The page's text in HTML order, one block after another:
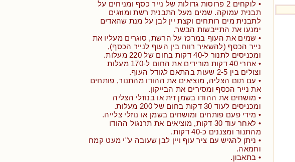
• לוקחים 2 פרוסות גדולות של נייר כסף ומניחים על
תבנית עמוקה. שמים מעל התבנית רשת ומוזגים
לתבנית מים רותחים וקצת יין לבן על מנת שהאדים
ימנעו את התייבשות הבשר.
• שמים את העוף במרכז על הרשת, סוגרים מעליו את
נייר הכסף (להשאיר רווח בין העוף לנייר הכסף),
ומכניסים לתנור ל-40 דקות בחום של 220 מעלות.
• אחרי 40 דקות מורידים את החום ל-170 מעלות
וצולים בין 2-5 שעות בהתאם לגודל העוף.
• עם תום הצליה, מוציאים את ההודו מהתנור, פותחים
את נייר הכסף ומסירים את הבייקון.
• מושחים את ההודו בשמן זית או בנוזלי הצליה
ומכניסים לעוד 30 דקות בחום של 200 מעלות.
• מידי פעם פותחים ומושחים בשמן או נוזלי צלייה.
• לאחר עוד 30 דקות, מוציאים את תרנגול ההודו
מהתנור ומצננים כ-40 דקות.
• ניתן להגיש עם ציר עוף ויין לבן שעובה ע"י מעט קמח
וחמאה.
• בתאבון.